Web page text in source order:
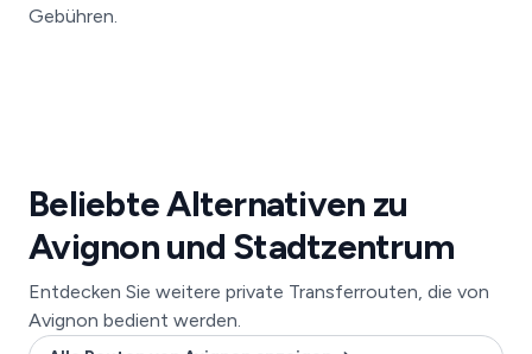
Gebühren.
Beliebte Alternativen zu
Avignon und Stadtzentrum
Entdecken Sie weitere private Transferrouten, die von
Avignon bedient werden.